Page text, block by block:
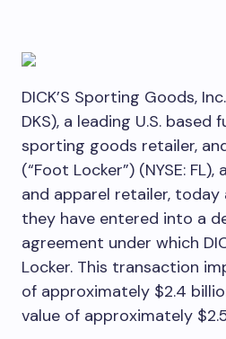
DICK’S Sporting Goods, Inc.
DKS), a leading U.S.
sporting goods retailer,
(“Foot Locker”) (NYSE:
and apparel retailer,
they have entered into a
agreement under which
Locker. This transaction
of approximately $2.4
value of approximately